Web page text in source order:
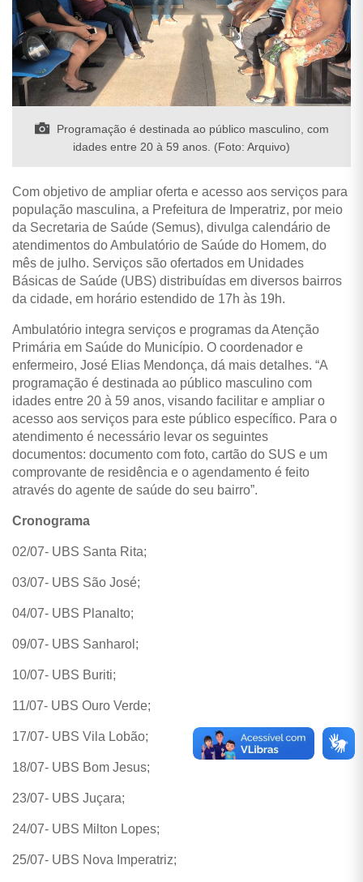
Programação é destinada ao público masculino, com
idades entre 20 à 59 anos. (Foto: Arquivo)
Com objetivo de ampliar oferta e acesso aos serviços para
população masculina, a Prefeitura de Imperatriz, por meio
da Secretaria de Saúde (Semus), divulga calendário de
atendimentos do Ambulatório de Saúde do Homem, do
mês de julho. Serviços são ofertados em Unidades
Básicas de Saúde (UBS) distribuídas em diversos bairros
da cidade, em horário estendido de 17h às 19h.
Ambulatório integra serviços e programas da Atenção
Primária em Saúde do Município. O coordenador e
enfermeiro, José Elias Mendonça, dá mais detalhes. “A
programação é destinada ao público masculino com
idades entre 20 à 59 anos, visando facilitar e ampliar o
acesso aos serviços para este público específico. Para o
atendimento é necessário levar os seguintes
documentos: documento com foto, cartão do SUS e um
comprovante de residência e o agendamento é feito
através do agente de saúde do seu bairro”.
Cronograma
02/07- UBS Santa Rita;
03/07- UBS São José;
04/07- UBS Planalto;
09/07- UBS Sanharol;
10/07- UBS Buriti;
11/07- UBS Ouro Verde;
17/07- UBS Vila Lobão;
18/07- UBS Bom Jesus;
23/07- UBS Juçara;
24/07- UBS Milton Lopes;
25/07- UBS Nova Imperatriz;